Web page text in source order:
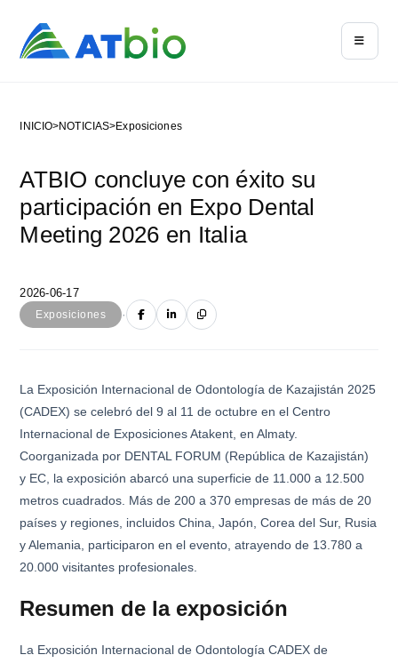
INICIO>NOTICIAS>Exposiciones
ATBIO concluye con éxito su
participación en Expo Dental
Meeting 2026 en Italia
2026-06-17
Exposiciones ·
La Exposición Internacional de Odontología de Kazajistán 2025
(CADEX) se celebró del 9 al 11 de octubre en el Centro
Internacional de Exposiciones Atakent, en Almaty.
Coorganizada por DENTAL FORUM (República de Kazajistán)
y EC, la exposición abarcó una superficie de 11.000 a 12.500
metros cuadrados. Más de 200 a 370 empresas de más de 20
países y regiones, incluidos China, Japón, Corea del Sur, Rusia
y Alemania, participaron en el evento, atrayendo de 13.780 a
20.000 visitantes profesionales.
Resumen de la exposición
La Exposición Internacional de Odontología CADEX de